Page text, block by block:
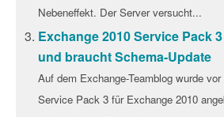
Nebeneffekt. Der Server versucht...
Exchange 2010 Service Pack
und braucht Schema-Update
Auf dem Exchange-Teamblog wurde
Service Pack 3 für Exchange 2010